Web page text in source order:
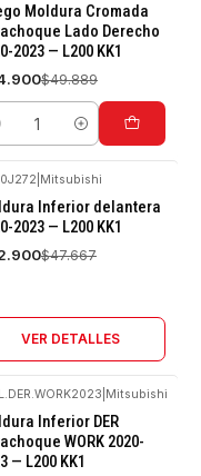
10%
OFF Moldura Cromada
Lado Derecho
2023 — L200 KK1
$49.889
-10%
OFF
Mitsubishi
Inferior delantera
2023 — L200 KK1
$47.667
VER DETALLES
-10%
OFF
Mitsubishi
Inferior DER
WORK 2020-
— L200 KK1